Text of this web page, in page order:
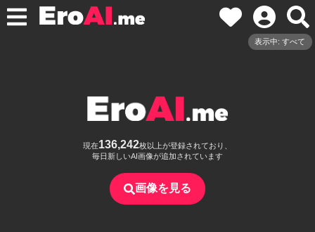
表示中: すべて
現在136,242枚以上が登録されており、
毎日新しいAI画像が追加されています
画像を見る